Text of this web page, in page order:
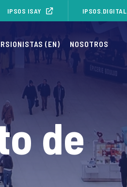
IPSOS ISAY IPSOS.DIGITAL
(EN) NOSOTROS
de